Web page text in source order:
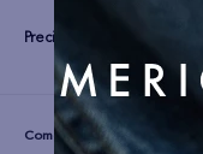
Precio:
☆☆